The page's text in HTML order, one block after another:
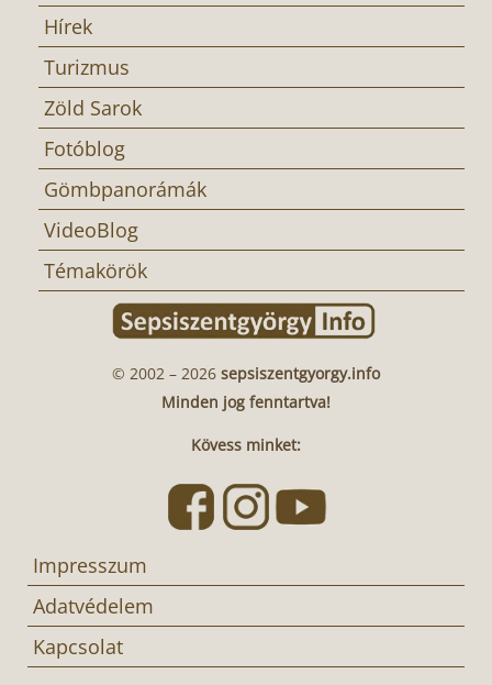
Hírek
Turizmus
Zöld Sarok
Fotóblog
Gömbpanorámák
VideoBlog
Témakörök
© 2002 – 2026 sepsiszentgyorgy.info
Minden jog fenntartva!
Kövess minket:
Impresszum
Adatvédelem
Kapcsolat